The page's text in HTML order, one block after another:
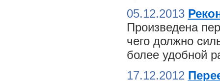
05.12.2013
Произведена
чего должно
более удобной
17.12.2012